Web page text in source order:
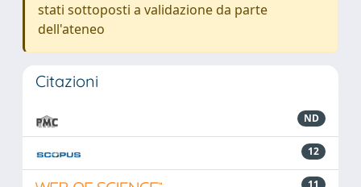
stati sottoposti a validazione da parte
dell'ateneo
Citazioni
ND
12